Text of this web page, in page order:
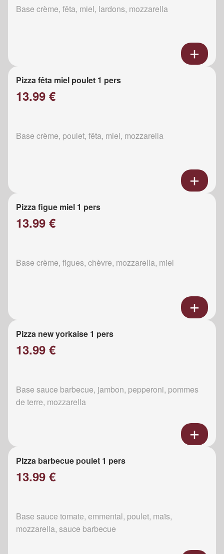
Base crème, fêta, miel, lardons, mozzarella
Pizza fêta miel poulet 1 pers
13.99 €
Base crème, poulet, fêta, miel, mozzarella
Pizza figue miel 1 pers
13.99 €
Base crème, figues, chèvre, mozzarella, miel
Pizza new yorkaise 1 pers
13.99 €
Base sauce barbecue, jambon, pepperoni, pommes
de terre, mozzarella
Pizza barbecue poulet 1 pers
13.99 €
Base sauce tomate, emmental, poulet, maïs,
mozzarella, sauce barbecue